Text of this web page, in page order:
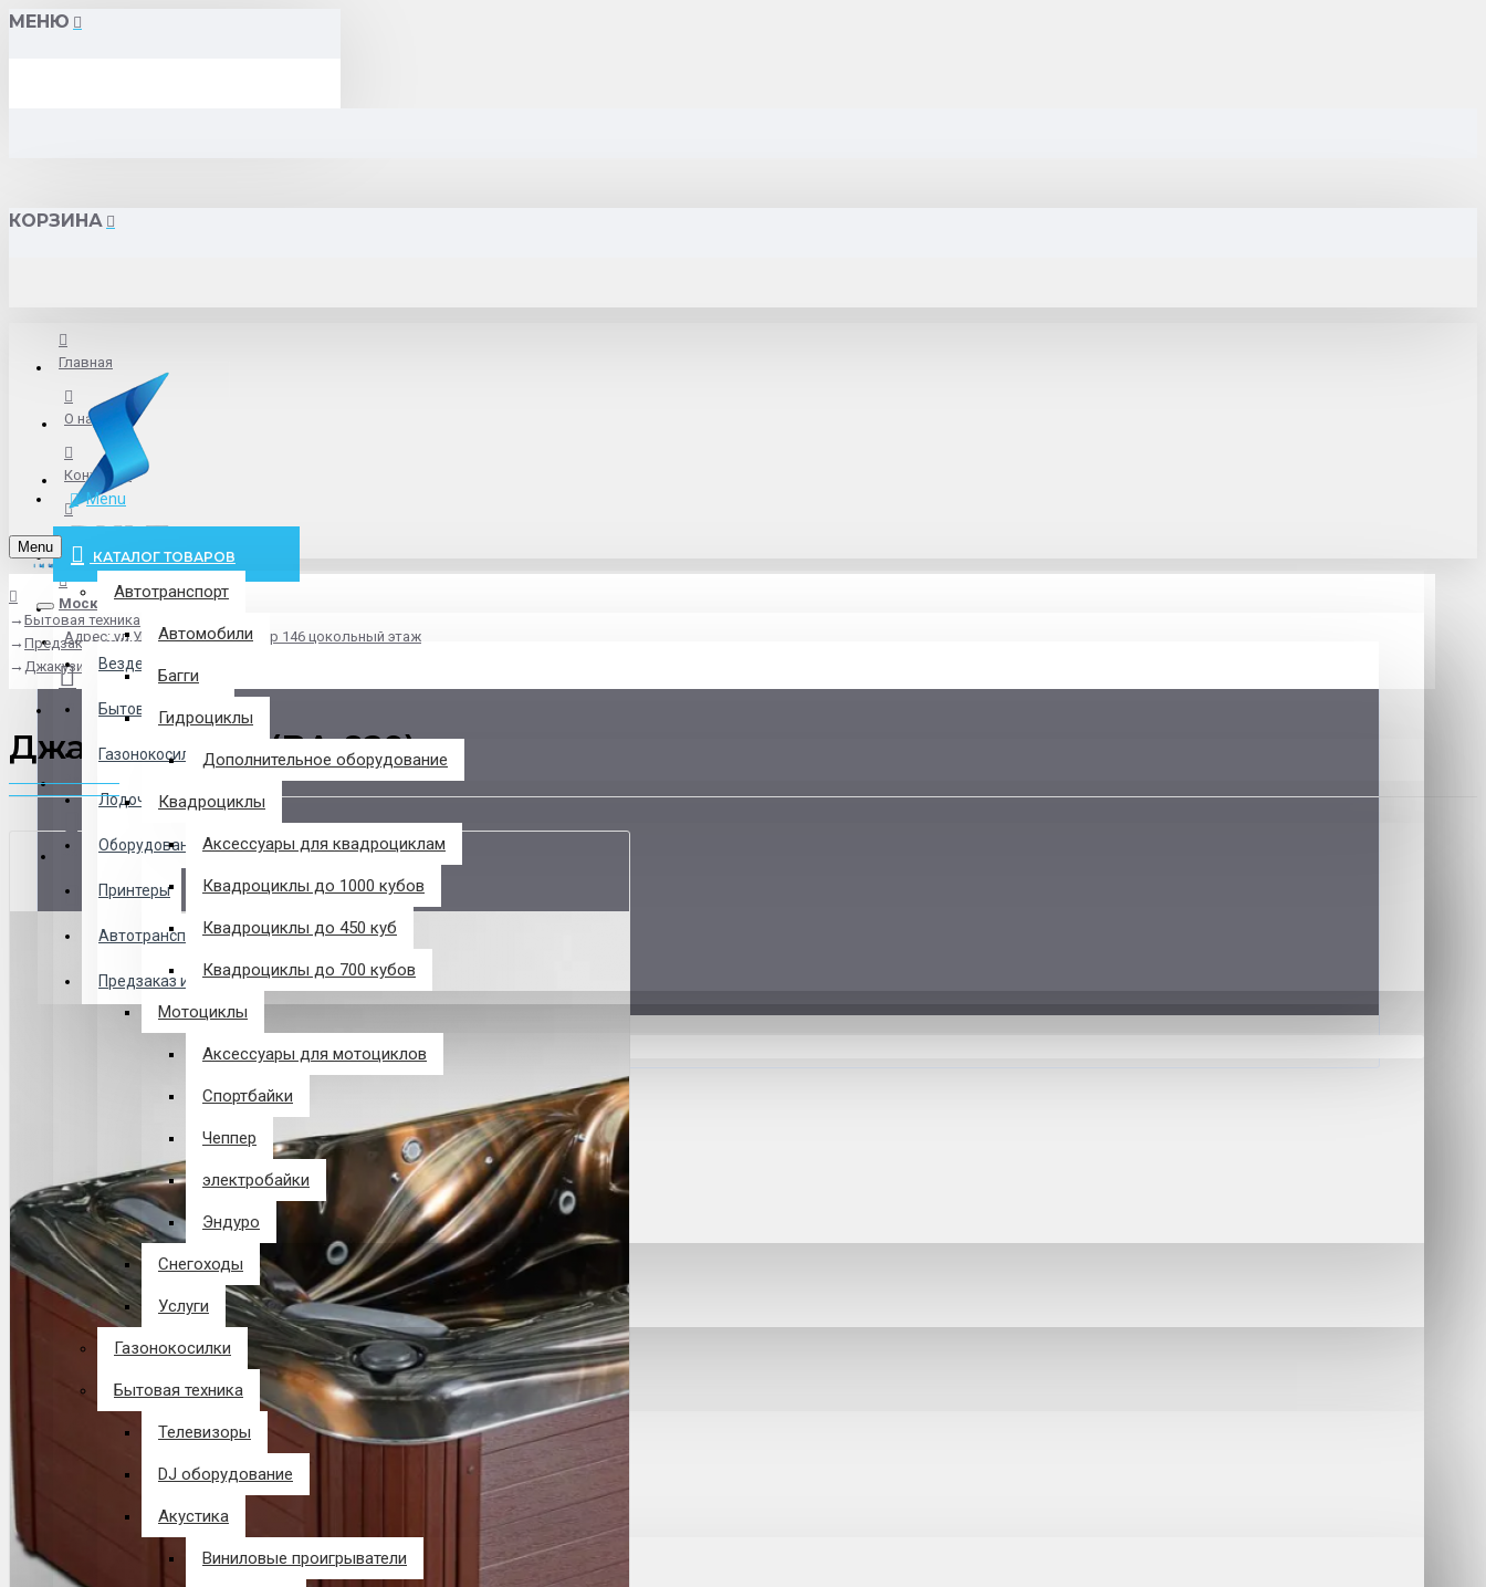
МЕНЮ
КОРЗИНА
Главная
О нас
Контакты
info@pxlt.ru
Москва
Адрес: ул.Угрешская дом 2, стр 146 цокольный этаж
Везде
Везде
Бытовая техника
Газонокосилки
Лодочные Моторы
Оборудование
Принтеры
Автотранспорт
Предзаказ из Китая
Логин
Закладки
0 товар(ов) - 0 р.
Menu
КАТАЛОГ ТОВАРОВ
Автотранспорт
Автомобили
Багги
Гидроциклы
Дополнительное оборудование
Квадроциклы
Аксессуары для квадроциклам
Квадроциклы до 1000 кубов
Квадроциклы до 450 куб
Квадроциклы до 700 кубов
Мотоциклы
Аксессуары для мотоциклов
Спортбайки
Чеппер
электробайки
Эндуро
Снегоходы
Услуги
Газонокосилки
Бытовая техника
Телевизоры
DJ оборудование
Акустика
Виниловые проигрыватели
Menu
Бытовая техника
Предзаказ из Китая
Джакузи beiai (BA-820)
Джакузи beiai (BA-820)